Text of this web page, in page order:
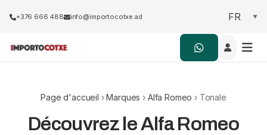
+376 666 488 info@importocotxe.ad
Page d'accueil ›Marques › Alfa Romeo › Tonale
Découvrez le Alfa Romeo